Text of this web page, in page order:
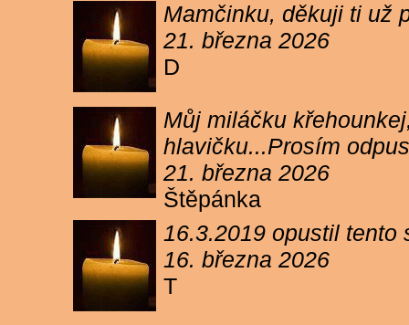
Mamčinku, děkuji ti už
21. března 2026
D
Můj miláčku
hlavičku...Prosím
21. března 2026
Štěpánka
16.3.2019 opustil
16. března 2026
T